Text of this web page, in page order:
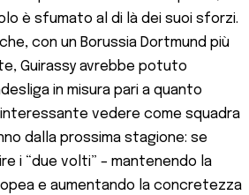
è sfumato al di là dei suoi sforzi​.
con un Borussia Dortmund più
Guirassy avrebbe potuto
in misura pari a quanto
vedere come squadra
dalla prossima stagione: se
i “due volti” – mantenendo la
e aumentando la concretezza